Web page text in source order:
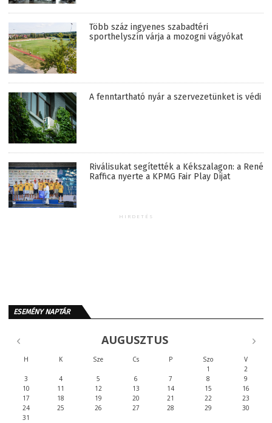
Több száz ingyenes szabadtéri
sporthelyszín várja a mozogni vágyókat
A fenntartható nyár a szervezetünket is védi
Riválisukat segítették a Kékszalagon: a René
Raffica nyerte a KPMG Fair Play Díjat
HIRDETÉS
ESEMÉNY NAPTÁR
AUGUSZTUS
H K Sze Cs P Szo
V
1
2
3
4 5 6 7 8
9
10
11 12 13 14 15
16
17
18 19 20 21 22
23
24
25 26 27 28 29
30
31